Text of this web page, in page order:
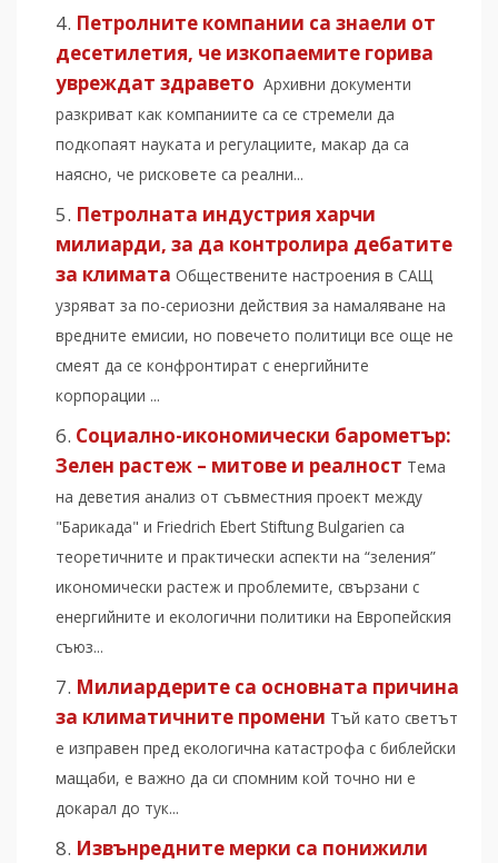
Петролните компании са знаели от
десетилетия, че изкопаемите горива
увреждат здравето Архивни документи
разкриват как компаниите са се стремели да
подкопаят науката и регулациите, макар да са
наясно, че рисковете са реални...
Петролната индустрия харчи
милиарди, за да контролира дебатите
за климата Обществените настроения в САЩ
узряват за по-сериозни действия за намаляване на
вредните емисии, но повечето политици все още не
смеят да се конфронтират с енергийните
корпорации ...
Социално-икономически барометър:
Зелен растеж – митове и реалност Тема
на деветия анализ от съвместния проект между
"Барикада" и Friedrich Ebert Stiftung Bulgarien са
теоретичните и практически аспекти на “зеления”
икономически растеж и проблемите, свързани с
енергийните и екологични политики на Европейския
съюз...
Милиардерите са основната причина
за климатичните промени Тъй като светът
е изправен пред екологична катастрофа с библейски
мащаби, е важно да си спомним кой точно ни е
докарал до тук...
Извънредните мерки са понижили